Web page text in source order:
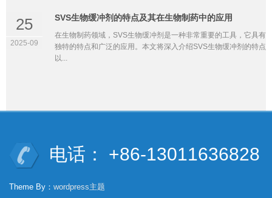
25
2025-09
SVS生物缓冲剂的特点及其在生物制药中的应用
在生物制药领域，SVS生物缓冲剂是一种非常重要的工具，它具有
独特的特点和广泛的应用。本文将深入介绍SVS生物缓冲剂的特点
以...
电话： +86-13011636828
Theme By： wordpress主题